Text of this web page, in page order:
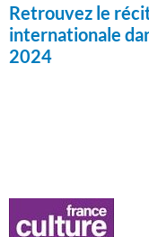
Retrouvez le
internationale
2024